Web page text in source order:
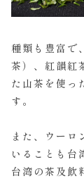
種類も豊富で
茶）、紅韻紅
た山茶を使っ
す。
また、ウーロ
いることも台
台湾の茶及飲